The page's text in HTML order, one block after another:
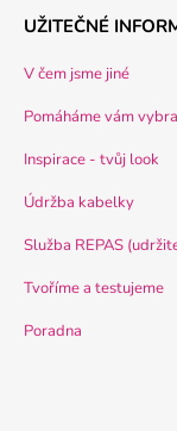
UŽITEČNÉ
V čem jsme jiné
Pomáháme vám
Inspirace - tvůj look
Údržba kabelky
Služba REPAS
Tvoříme a testujeme
Poradna